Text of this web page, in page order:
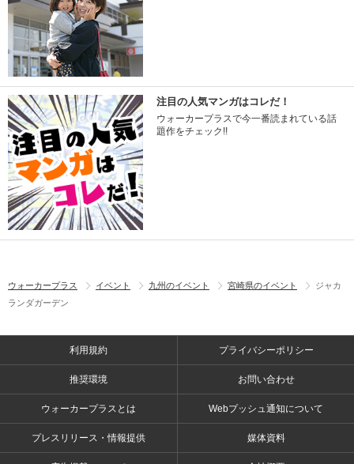
注目の人気マンガはコレだ！
ウォーカープラスで今一番読まれている話
題作をチェック!!
ウォーカープラス イベント 九州のイベント 宮崎県のイベント
ジャカ
ランダガーデン
利用規約 プライバシーポリシー
推奨環境 お問い合わせ
ウォーカープラスとは Webプッシュ通知について
プレスリリース・情報提供 媒体資料